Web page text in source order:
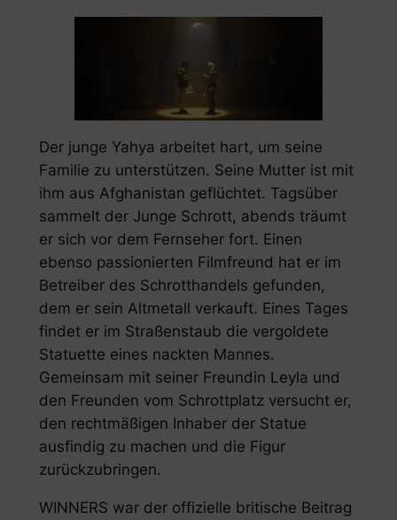
Der junge Yahya arbeitet hart, um seine
Familie zu unterstützen. Seine Mutter ist mit
ihm aus Afghanistan geflüchtet. Tagsüber
sammelt der Junge Schrott, abends träumt
er sich vor dem Fernseher fort. Einen
ebenso passionierten Filmfreund hat er im
Betreiber des Schrotthandels gefunden,
dem er sein Altmetall verkauft. Eines Tages
findet er im Straßenstaub die vergoldete
Statuette eines nackten Mannes.
Gemeinsam mit seiner Freundin Leyla und
den Freunden vom Schrottplatz versucht er,
den rechtmäßigen Inhaber der Statue
ausfindig zu machen und die Figur
zurückzubringen.
WINNERS war der offizielle britische Beitrag